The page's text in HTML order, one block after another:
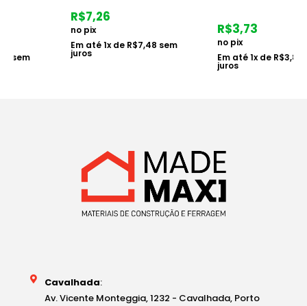
x deR$7,48sem
juros
no pix
x deR$3,85sem
Cavalhada:
Av. Vicente Monteggia, 1232 - Cavalhada, Porto